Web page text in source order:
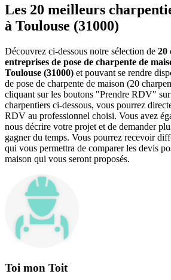
Les 20 meilleurs
à Toulouse (31000)
Découvrez ci-dessous notre sélection de 20
entreprises de pose de charpente de
Toulouse (31000) et pouvant se rendre
de pose de charpente de maison (20
cliquant sur les boutons "Prendre RDV"
charpentiers ci-dessous, vous pourrez
RDV au professionnel choisi. Vous avez
nous décrire votre projet et de demander
gagner du temps. Vous pourrez recevoir
qui vous permettra de comparer les devis
maison qui vous seront proposés.
Toi mon Toit